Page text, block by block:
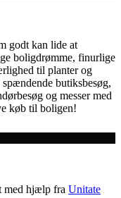
godt kan lide at
boligdrømme, finurlige
til planter og
butiksbesøg,
og messer med
køb til boligen!
med hjælp fra Unitate